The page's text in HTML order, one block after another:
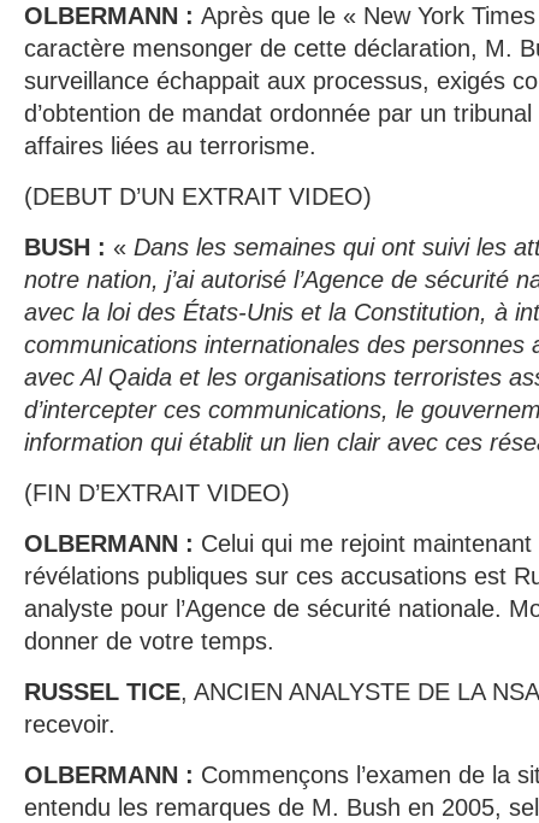
OLBERMANN : Après que le « New York
caractère mensonger de cette déclaration, M.
surveillance échappait aux processus, exigés
d’obtention de mandat ordonnée par un
affaires liées au terrorisme.
(DEBUT D’UN EXTRAIT VIDEO)
BUSH : « Dans les semaines qui ont suivi les
notre nation, j’ai autorisé l’Agence de sécurité
avec la loi des États-Unis et la Constitution, à
communications internationales des personnes
avec Al Qaida et les organisations terroristes
d’intercepter ces communications, le
information qui établit un lien clair avec ces
(FIN D’EXTRAIT VIDEO)
OLBERMANN : Celui qui me rejoint
révélations publiques sur ces accusations est
analyste pour l’Agence de sécurité nationale.
donner de votre temps.
RUSSEL TICE, ANCIEN ANALYSTE DE LA
recevoir.
OLBERMANN : Commençons l’examen de la
entendu les remarques de M. Bush en 2005,